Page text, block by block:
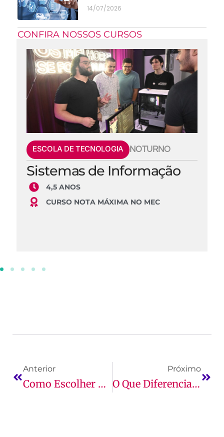
14/07/2026
CONFIRA NOSSOS CURSOS
ESCOLA DE TECNOLOGIA NOTURNO
Sistemas de Informação
4,5 ANOS
CURSO NOTA MÁXIMA NO MEC
Anterior
Como Escolher O Melhor Curso De Ciências Contábeis
Próximo
O Que Diferencia O Estudo Ativo Do Passivo?